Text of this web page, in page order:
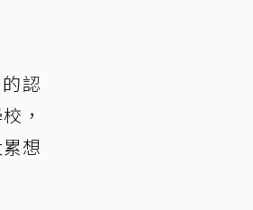
認
，
想